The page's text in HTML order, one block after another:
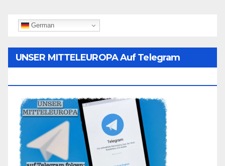
German
UNSER MITTELEUROPA Auf Telegram